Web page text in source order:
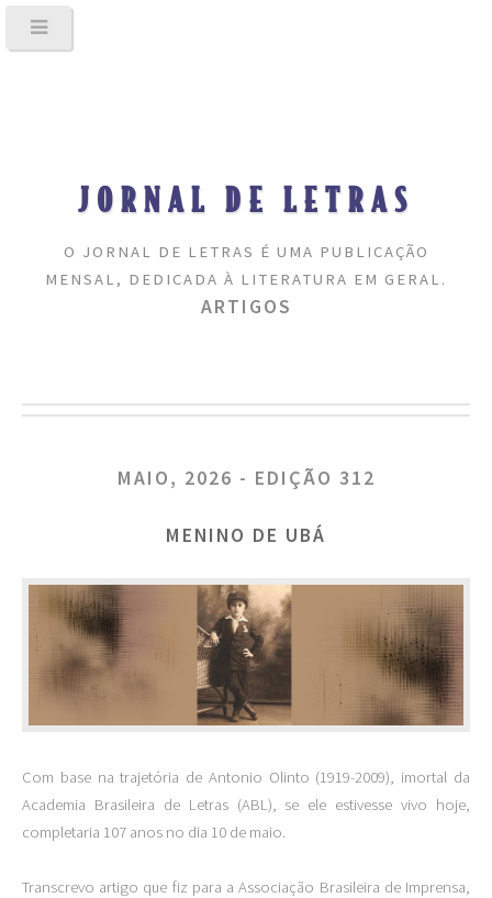
JORNAL DE LETRAS
O JORNAL DE LETRAS É UMA PUBLICAÇÃO
MENSAL, DEDICADA À LITERATURA EM GERAL.
ARTIGOS
MAIO, 2026 - EDIÇÃO 312
MENINO DE UBÁ
Com base na trajetória de Antonio Olinto (1919-2009), imortal da
Academia Brasileira de Letras (ABL), se ele estivesse vivo hoje,
completaria 107 anos no dia 10 de maio.
Transcrevo artigo que fiz para a Associação Brasileira de Imprensa,